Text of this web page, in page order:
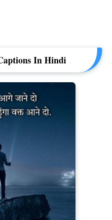
In Hindi